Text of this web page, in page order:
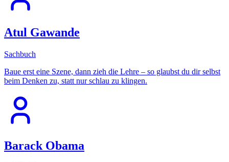
Atul Gawande
Sachbuch
Baue erst eine Szene, dann zieh die Lehre – so glaubst du dir selbst
beim Denken zu, statt nur schlau zu klingen.
Barack Obama